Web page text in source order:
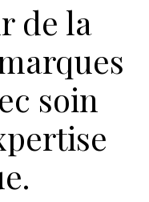
de la
soin